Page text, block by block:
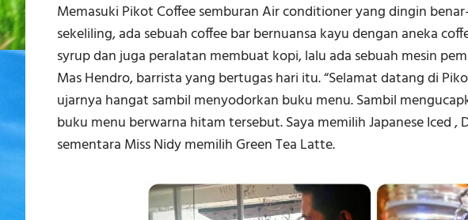
Memasuki Pikot Coffee semburan Air conditioner yang dingin
sekeliling, ada sebuah coffee bar bernuansa kayu dengan aneka
syrup dan juga peralatan membuat kopi, lalu ada sebuah mesin
Mas Hendro, barrista yang bertugas hari itu. “Selamat datang di
ujarnya hangat sambil menyodorkan buku menu. Sambil
buku menu berwarna hitam tersebut. Saya memilih Japanese Iced ,
sementara Miss Nidy memilih Green Tea Latte.